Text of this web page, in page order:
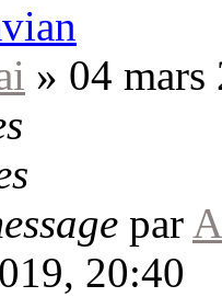
» 04 mars
par
20:40